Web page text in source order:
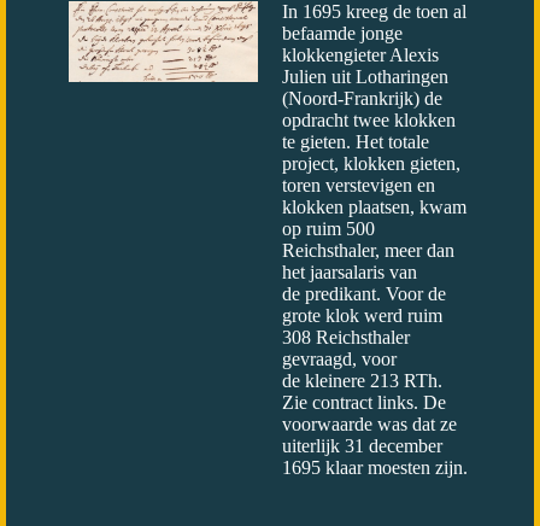
In 1695 kreeg de toen al
befaamde jonge
klokkengieter Alexis
Julien uit Lotharingen
(Noord-Frankrijk) de
opdracht twee klokken
te gieten. Het totale
project, klokken gieten,
toren verstevigen en
klokken plaatsen, kwam
op ruim 500
Reichsthaler, meer dan
het jaarsalaris van
de predikant. Voor de
grote klok werd ruim
308 Reichsthaler
gevraagd, voor
de kleinere 213 RTh.
Zie contract links. De
voorwaarde was dat ze
uiterlijk 31 december
1695 klaar moesten zijn.